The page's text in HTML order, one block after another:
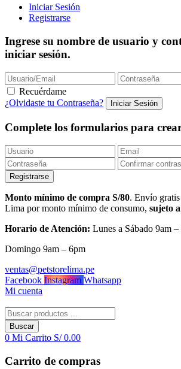
Iniciar Sesión
Registrarse
Ingrese su nombre de usuario y
iniciar sesión.
Recuérdame
¿Olvidaste tu Contraseña?
Complete los formularios para
Monto mínimo de compra S/80. Envío gratis
Lima por monto mínimo de consumo, sujeto
Horario de Atención: Lunes a Sábado 9am
Domingo 9am – 6pm
ventas@petstorelima.pe
Facebook Instagram Whatsapp
Mi cuenta
Buscar
0 Mi Carrito S/0.00
Carrito de compras